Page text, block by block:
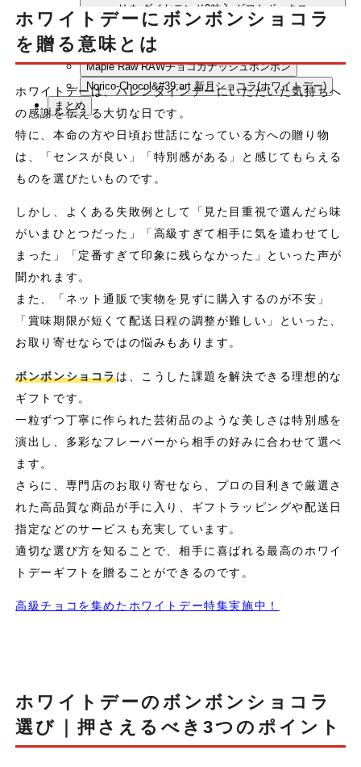
リネ ダイヤモンド9粒入 ギフトボックス
mimosa chocolaterie ボンボンショコラ6個入
Maple Raw RAWチョコ 10個入りボックス
Maple Raw RAWチョコガナッシュボンボン
Norico-Chocol&#39;art 新月ショコラ(ホワイトデー)
まとめ
ホワイトデーにボンボンショコラ
を贈る意味とは
ホワイトデーは、バレンタインデーにいただいた気持ちへ
の感謝を伝える大切な日です。
特に、本命の方や日頃お世話になっている方への贈り物
は、「センスが良い」「特別感がある」と感じてもらえる
ものを選びたいものです。
しかし、よくある失敗例として「見た目重視で選んだら味
がいまひとつだった」「高級すぎて相手に気を遣わせてし
まった」「定番すぎて印象に残らなかった」といった声が
聞かれます。
また、「ネット通販で実物を見ずに購入するのが不安」
「賞味期限が短くて配送日程の調整が難しい」といった、
お取り寄せならではの悩みもあります。
ボンボンショコラは、こうした課題を解決できる理想的な
ギフトです。
一粒ずつ丁寧に作られた芸術品のような美しさは特別感を
演出し、多彩なフレーバーから相手の好みに合わせて選べ
ます。
さらに、専門店のお取り寄せなら、プロの目利きで厳選さ
れた高品質な商品が手に入り、ギフトラッピングや配送日
指定などのサービスも充実しています。
適切な選び方を知ることで、相手に喜ばれる最高のホワイ
トデーギフトを贈ることができるのです。
高級チョコを集めたホワイトデー特集実施中！
ホワイトデーのボンボンショコラ
選び｜押さえるべき3つのポイント